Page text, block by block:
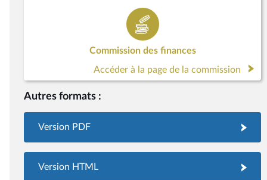
Commission des finances
Accéder à la page de la commission
Autres formats :
Version PDF
Version HTML